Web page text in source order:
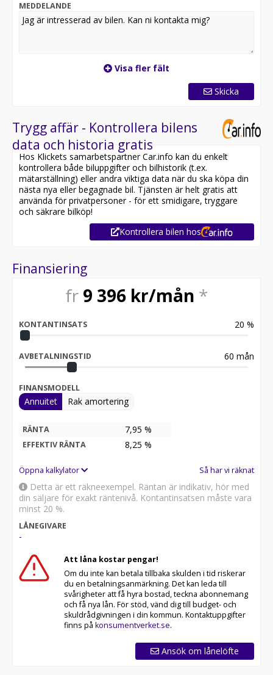
MEDDELANDE
Visa fler fält
Skicka
Trygg affär - Kontrollera bilens
data och historia gratis
Hos Klickets samarbetspartner Car.info kan du enkelt
kontrollera både biluppgifter och bilhistorik (t.ex.
mätarställning) eller andra viktiga data när du ska köpa din
nästa nya eller begagnade bil. Tjänsten är helt gratis att
använda för privatpersoner - för ett smidigare, tryggare
och säkrare bilköp!
Kontrollera bilen hos
Finansiering
fr 9 396 kr/mån *
KONTANTINSATS 20 %
AVBETALNINGSTID 60 mån
FINANSMODELL
Annuitet Rak amortering
RÄNTA 7,95 %
EFFEKTIV RÄNTA 8,25 %
Öppna kalkylator Så har vi räknat
Detta är ett räkneexempel. Räntan är indikativ, hör med
din säljare för exakt räntenivå. Kontantinsatsen måste vara
minst 20 %.
LÅNEGIVARE
-
Att låna kostar pengar!
Om du inte kan betala tillbaka skulden i tid riskerar
du en betalningsanmärkning. Det kan leda till
svårigheter att få hyra bostad, teckna abonnemang
och få nya lån. För stöd, vänd dig till budget- och
skuldrådgivningen i din kommun. Kontaktuppgifter
finns på konsumentverket.se.
Ansök om lånelöfte